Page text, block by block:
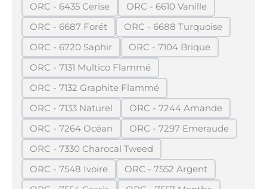
ORC - 6435 Cerise
(Diese Option ist zurzeit nicht verfügbar.)
ORC - 6610 Vanille
(Diese Option ist zurzeit
ORC - 6687 Forét
(Diese Option ist zurzeit nicht verfügbar.)
ORC - 6688 Turquoise
(Diese Option ist
ORC - 6720 Saphir
(Diese Option ist zurzeit nicht verfügbar.)
ORC - 7104 Brique
(Diese Option ist zurzeit
ORC - 7131 Multico Flammé
(Diese Option ist zurzeit nicht verfügbar.)
ORC - 7132 Graphite Flammé
(Diese Option ist zurzeit nicht verfügbar.)
ORC - 7133 Naturel
(Diese Option ist zurzeit nicht verfügbar.)
ORC - 7244 Amande
(Diese Option ist
ORC - 7264 Océan
(Diese Option ist zurzeit nicht verfügbar.)
ORC - 7297 Emeraude
(Diese Option ist
ORC - 7330 Charocal Tweed
(Diese Option ist zurzeit nicht verfügbar.)
ORC - 7548 Ivoire
(Diese Option ist zurzeit nicht verfügbar.)
ORC - 7552 Argent
(Diese Option ist zurzeit